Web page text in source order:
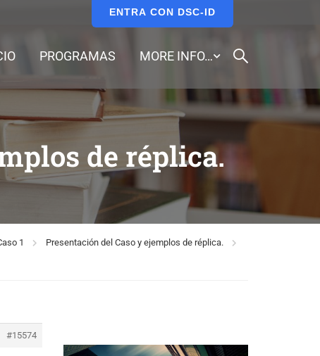
ENTRA CON DSC-ID
PROGRAMAS MORE INFO…
de réplica.
1 Presentación del Caso y ejemplos de réplica.
#15574